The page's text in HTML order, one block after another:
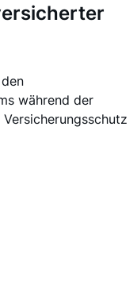
während der